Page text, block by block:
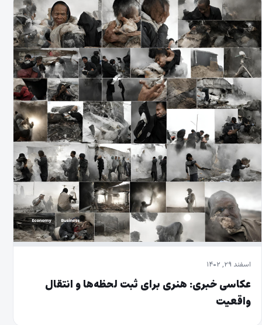
اسفند ۲۹, ۱۴۰۲
عکاسی خبری: هنری برای ثبت لحظه‌ها و انتقال
واقعیت